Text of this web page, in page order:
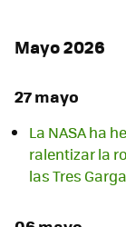
Mayo 2026
27 mayo
La NASA ha
ralentizar la
las Tres